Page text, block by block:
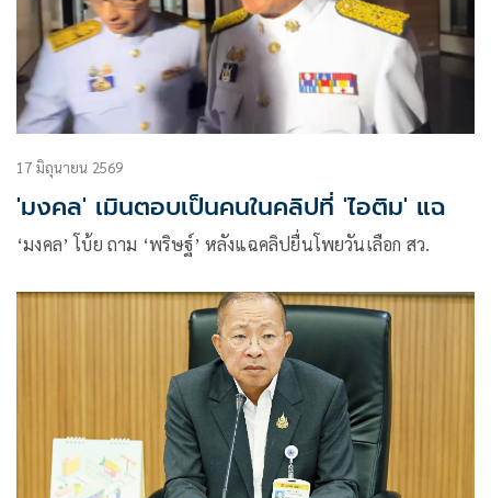
17 มิถุนายน 2569
'มงคล' เมินตอบเป็นคนในคลิปที่ 'ไอติม' แฉ
‘มงคล’ โบ้ย ถาม ‘พริษฐ์’ หลังแฉคลิปยื่นโพยวันเลือก สว.